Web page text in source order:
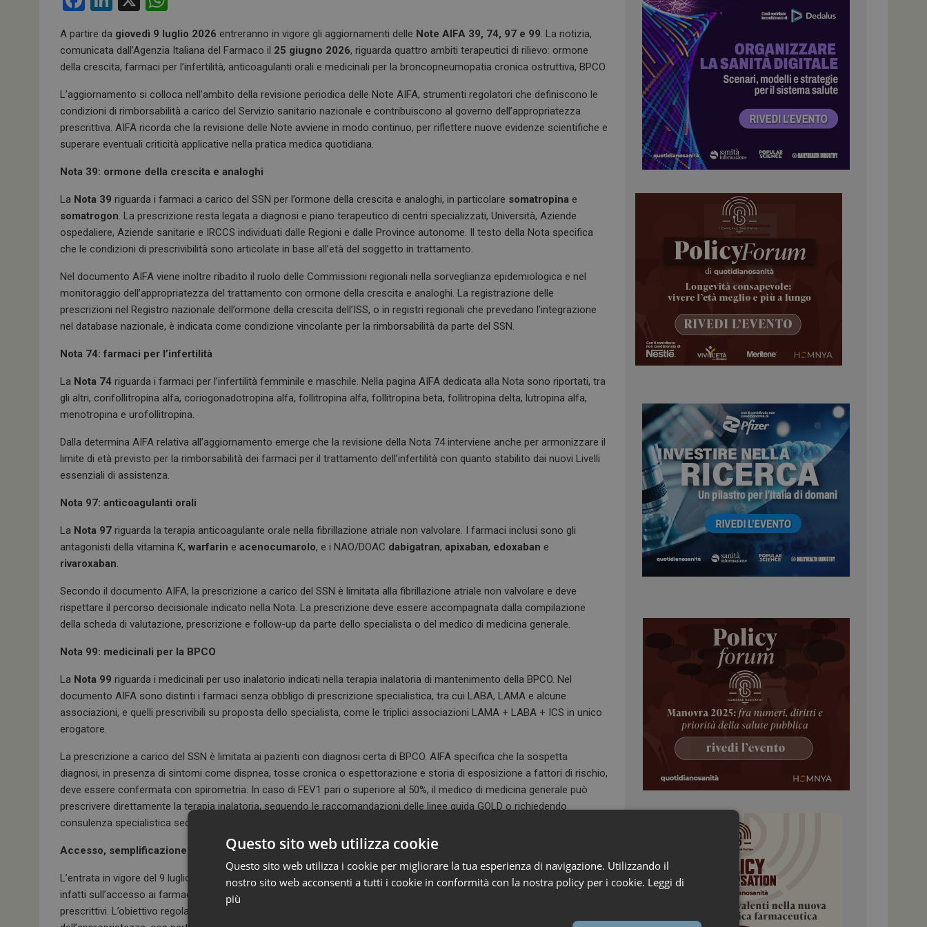
ce
b
o
o
k
ke
dI
n
at
s
A
p
p
A partire da giovedì 9 luglio 2026 entreranno in vigore gli aggiornamenti delle Note AIFA 39, 74, 97 e 99. La notizia,
comunicata dall’Agenzia Italiana del Farmaco il 25 giugno 2026, riguarda quattro ambiti terapeutici di rilievo: ormone
della crescita, farmaci per l’infertilità, anticoagulanti orali e medicinali per la broncopneumopatia cronica ostruttiva, BPCO.
L’aggiornamento si colloca nell’ambito della revisione periodica delle Note AIFA, strumenti regolatori che definiscono le
condizioni di rimborsabilità a carico del Servizio sanitario nazionale e contribuiscono al governo dell’appropriatezza
prescrittiva. AIFA ricorda che la revisione delle Note avviene in modo continuo, per riflettere nuove evidenze scientifiche e
superare eventuali criticità applicative nella pratica medica quotidiana.
Nota 39: ormone della crescita e analoghi
La Nota 39 riguarda i farmaci a carico del SSN per l’ormone della crescita e analoghi, in particolare somatropina e
somatrogon. La prescrizione resta legata a diagnosi e piano terapeutico di centri specializzati, Università, Aziende
ospedaliere, Aziende sanitarie e IRCCS individuati dalle Regioni e dalle Province autonome. Il testo della Nota specifica
che le condizioni di prescrivibilità sono articolate in base all’età del soggetto in trattamento.
Nel documento AIFA viene inoltre ribadito il ruolo delle Commissioni regionali nella sorveglianza epidemiologica e nel
monitoraggio dell’appropriatezza del trattamento con ormone della crescita e analoghi. La registrazione delle
prescrizioni nel Registro nazionale dell’ormone della crescita dell’ISS, o in registri regionali che prevedano l’integrazione
nel database nazionale, è indicata come condizione vincolante per la rimborsabilità da parte del SSN.
Nota 74: farmaci per l’infertilità
La Nota 74 riguarda i farmaci per l’infertilità femminile e maschile. Nella pagina AIFA dedicata alla Nota sono riportati, tra
gli altri, corifollitropina alfa, coriogonadotropina alfa, follitropina alfa, follitropina beta, follitropina delta, lutropina alfa,
menotropina e urofollitropina.
Dalla determina AIFA relativa all’aggiornamento emerge che la revisione della Nota 74 interviene anche per armonizzare il
limite di età previsto per la rimborsabilità dei farmaci per il trattamento dell’infertilità con quanto stabilito dai nuovi Livelli
essenziali di assistenza.
Nota 97: anticoagulanti orali
La Nota 97 riguarda la terapia anticoagulante orale nella fibrillazione atriale non valvolare. I farmaci inclusi sono gli
antagonisti della vitamina K, warfarin e acenocumarolo, e i NAO/DOAC dabigatran, apixaban, edoxaban e
rivaroxaban.
Secondo il documento AIFA, la prescrizione a carico del SSN è limitata alla fibrillazione atriale non valvolare e deve
rispettare il percorso decisionale indicato nella Nota. La prescrizione deve essere accompagnata dalla compilazione
della scheda di valutazione, prescrizione e follow-up da parte dello specialista o del medico di medicina generale.
Nota 99: medicinali per la BPCO
La Nota 99 riguarda i medicinali per uso inalatorio indicati nella terapia inalatoria di mantenimento della BPCO. Nel
documento AIFA sono distinti i farmaci senza obbligo di prescrizione specialistica, tra cui LABA, LAMA e alcune
associazioni, e quelli prescrivibili su proposta dello specialista, come le triplici associazioni LAMA + LABA + ICS in unico
erogatore.
La prescrizione a carico del SSN è limitata ai pazienti con diagnosi certa di BPCO. AIFA specifica che la sospetta
diagnosi, in presenza di sintomi come dispnea, tosse cronica o espettorazione e storia di esposizione a fattori di rischio,
deve essere confermata con spirometria. In caso di FEV1 pari o superiore al 50%, il medico di medicina generale può
prescrivere direttamente la terapia inalatoria, seguendo le raccomandazioni delle linee guida GOLD o richiedendo
consulenza specialistica secondo il quadro clinico e i PDTA locali.
Accesso, semplificazione e appropriatezza
L’entrata in vigore del 9 luglio assume quindi un rilievo non solo clinico, ma anche organizzativo. Le Note AIFA incidono
infatti sull’accesso ai farmaci rimborsati dal Servizio sanitario nazionale, definendo criteri, condizioni e percorsi
prescrittivi. L’obiettivo regolatorio resta il bilanciamento tra accesso alle terapie, semplificazione dei percorsi e controllo
Questo sito web utilizza cookie
Questo sito web utilizza i cookie per migliorare la tua esperienza di navigazione. Utilizzando il
nostro sito web acconsenti a tutti i cookie in conformità con la nostra policy per i cookie. Leggi di
più